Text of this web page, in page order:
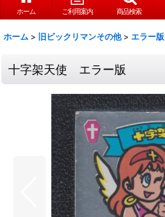
ホーム ご利用案内 商品検索
ホーム > 旧ビックリマンその他 > エラー版
十字架天使 エラー版